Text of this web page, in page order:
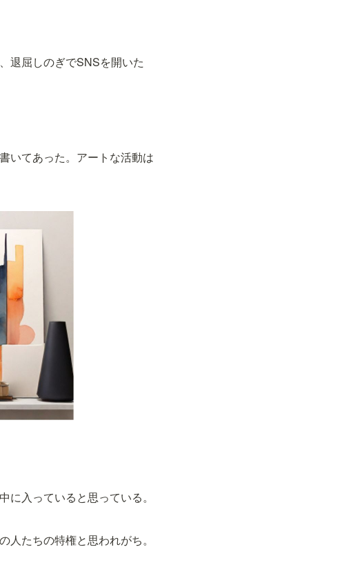
退屈しのぎでSNSを開いた
いてあった。アートな活動は
に入っていると思っている。
たちの特権と思われがち。